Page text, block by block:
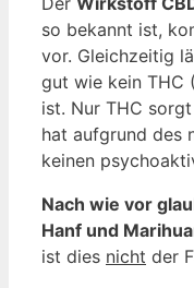
so bekannt ist,
vor. Gleichzeitig
gut wie kein THC
ist. Nur THC
hat aufgrund des
keinen
Nach wie vor
Hanf und
ist dies nicht der